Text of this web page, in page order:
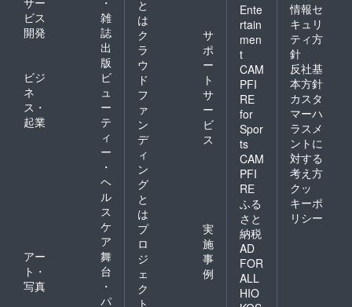
ビス
開発
雑
誌
出
版
ビジ
ネ
ス・
起業
ビ
ュ
ー
テ
ィ
ー
・
ヘ
ル
ス
ケ
ア
アー
ト・
写真
舞
台
・
パ
と
は
ク
ラ
ウ
ド
フ
ァ
ン
デ
ィ
ン
グ
と
は
サ
ポ
ー
ト
サ
ー
ビ
ス
プ
ロ
ジ
ェ
ク
ト
実
施
事
例
Ente
rtain
men
t
CAM
PFI
RE
for
Spor
ts
CAM
PFI
RE
ふる
さと
納税
AD
FOR
ALL
HIO
情報セ
キュリ
ティ方
針
反社基
本方針
カスタ
マーハ
ラスメ
ントに
対する
考え方
クッ
キーポ
リシー